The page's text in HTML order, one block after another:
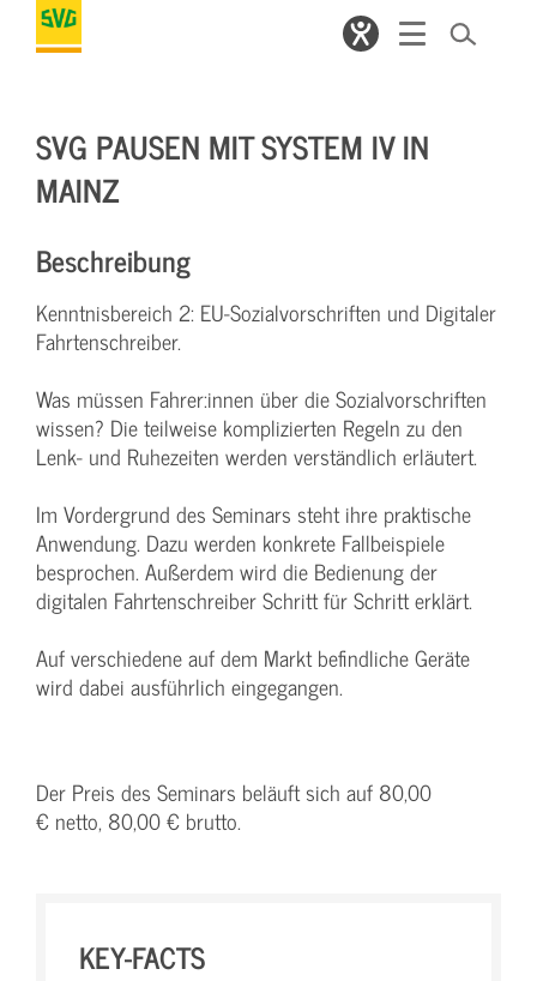
SVG PAUSEN MIT SYSTEM IV IN
MAINZ
Beschreibung
Kenntnisbereich 2: EU-Sozialvorschriften und Digitaler
Fahrtenschreiber.
Was müssen Fahrer:innen über die Sozialvorschriften
wissen? Die teilweise komplizierten Regeln zu den
Lenk- und Ruhezeiten werden verständlich erläutert.
Im Vordergrund des Seminars steht ihre praktische
Anwendung. Dazu werden konkrete Fallbeispiele
besprochen. Außerdem wird die Bedienung der
digitalen Fahrtenschreiber Schritt für Schritt erklärt.
Auf verschiedene auf dem Markt befindliche Geräte
wird dabei ausführlich eingegangen.
Der Preis des Seminars beläuft sich auf 80,00
€ netto, 80,00 € brutto.
KEY-FACTS